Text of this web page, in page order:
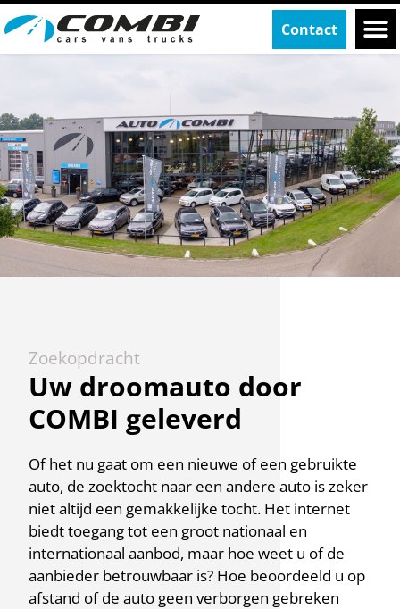
Contact
Zoekopdracht
Uw droomauto door
COMBI geleverd
Of het nu gaat om een nieuwe of een gebruikte
auto, de zoektocht naar een andere auto is zeker
niet altijd een gemakkelijke tocht. Het internet
biedt toegang tot een groot nationaal en
internationaal aanbod, maar hoe weet u of de
aanbieder betrouwbaar is? Hoe beoordeeld u op
afstand of de auto geen verborgen gebreken